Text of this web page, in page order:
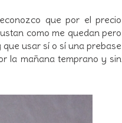
que por el precio
como me quedan pero
usar sí o sí una prebase
la mañana temprano y sin